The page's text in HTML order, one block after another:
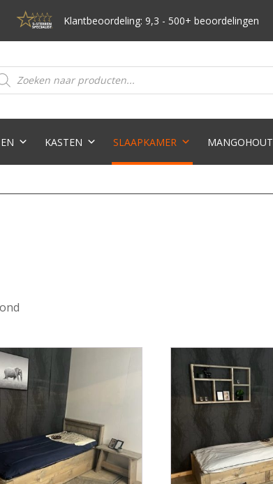
Klantbeoordeling: 9,3 - 500+ beoordelingen
KASTEN SLAAPKAMER MANGOHOUT
product
heeft
meerdere
kan
gekozen